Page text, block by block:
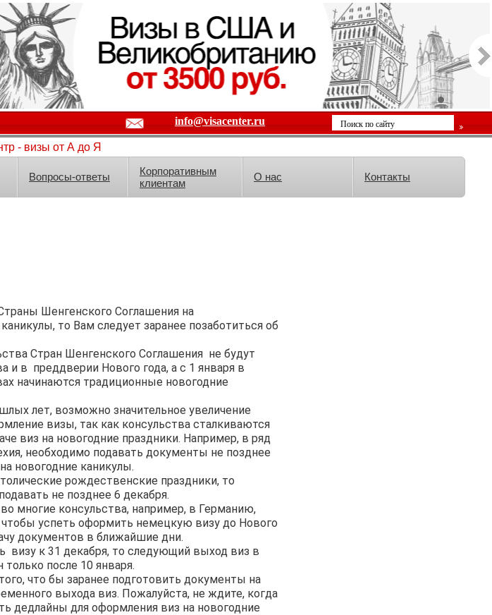
info@visacenter.ru
- визы от А до Я
Вопросы-ответы
Корпоративным
клиентам
О нас Контакты
Шенгенского Соглашения на
то Вам следует заранее позаботиться об
Стран Шенгенского Соглашения не будут
и в преддверии Нового года, а с 1 января в
начинаются традиционные новогодние
лет, возможно значительное увеличение
визы, так как консульства сталкиваются
виз на новогодние праздники. Например, в ряд
необходимо подавать документы не позднее
новогодние каникулы.
рождественские праздники, то
не позднее 6 декабря.
многие консульства, например, в Германию,
чтобы успеть оформить немецкую визу до Нового
документов в ближайшие дни.
визу к 31 декабря, то следующий выход виз в
после 10 января.
что бы заранее подготовить документы на
выхода виз. Пожалуйста, не ждите, когда
дедлайны для оформления виз на новогодние